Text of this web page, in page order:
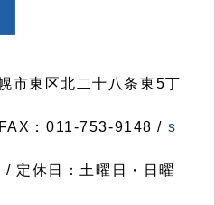
東区北二十八条東5丁
：011-753-9148 / s
定休日：土曜日・日曜